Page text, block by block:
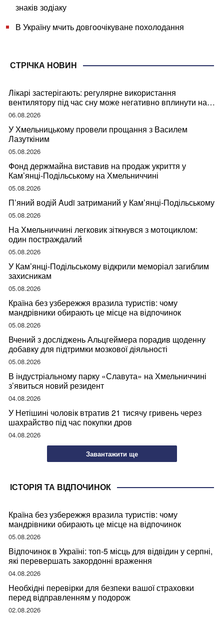
знаків зодіаку
В Україну мчить довгоочікуване похолодання
СТРІЧКА НОВИН
Лікарі застерігають: регулярне використання
вентилятору під час сну може негативно вплинути на
ваше здоров’я
06.08.2026
У Хмельницькому провели прощання з Василем
Лазуткіним
05.08.2026
Фонд держмайна виставив на продаж укриття у
Кам’янці-Подільському на Хмельниччині
05.08.2026
П’яний водій Audi затриманий у Кам’янці-Подільському
05.08.2026
На Хмельниччині легковик зіткнувся з мотоциклом:
один постраждалий
05.08.2026
У Кам’янці-Подільському відкрили меморіал загиблим
захисникам
05.08.2026
Країна без узбережжя вразила туристів: чому
мандрівники обирають це місце на відпочинок
05.08.2026
Вчений з досліджень Альцгеймера порадив щоденну
добавку для підтримки мозкової діяльності
05.08.2026
В індустріальному парку «Славута» на Хмельниччині
з’явиться новий резидент
04.08.2026
У Нетішині чоловік втратив 21 тисячу гривень через
шахрайство під час покупки дров
04.08.2026
Завантажити ще
ІСТОРІЯ ТА ВІДПОЧИНОК
Країна без узбережжя вразила туристів: чому
мандрівники обирають це місце на відпочинок
05.08.2026
Відпочинок в Україні: топ-5 місць для відвідин у серпні,
які перевершать закордонні враження
04.08.2026
Необхідні перевірки для безпеки вашої страховки
перед відправленням у подорож
02.08.2026